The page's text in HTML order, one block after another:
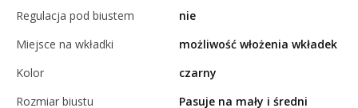
Regulacja pod biustem
nie
Miejsce na wkładki
możliwość włożenia wkładek
Kolor
czarny
Rozmiar biustu
Pasuje na mały i średni